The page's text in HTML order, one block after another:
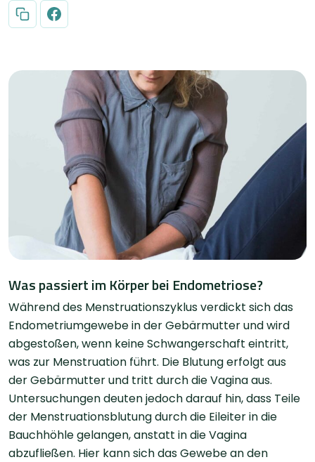
Was passiert im Körper bei Endometriose?
Während des Menstruationszyklus verdickt sich das
Endometriumgewebe in der Gebärmutter und wird
abgestoßen, wenn keine Schwangerschaft eintritt,
was zur Menstruation führt. Die Blutung erfolgt aus
der Gebärmutter und tritt durch die Vagina aus.
Untersuchungen deuten jedoch darauf hin, dass Teile
der Menstruationsblutung durch die Eileiter in die
Bauchhöhle gelangen, anstatt in die Vagina
abzufließen. Hier kann sich das Gewebe an den